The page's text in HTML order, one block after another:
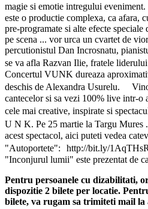
magie si emotie intregului
este o productie complexa, ca afara,
pre-programate si alte efecte
pe scena ... vor urca un cvartet de
percutionistul Dan Incrosnatu,
se va afla Razvan Ilie, fratele
Concertul VUNK dureaza
deschis de Alexandra Usurelu.
cantecelor si sa vezi 100% live intr-o
cele mai creative, inspirate si
U N K. Pe 25 martie la Targu
acest spectacol, aici puteti vedea
"Autoportete": http://bit.ly/
"Inconjurul lumii" este prezentat de
Pentru persoanele cu dizabilitati,
dispozitie 2 bilete per locatie.
bilete, va rugam sa trimiteti mail la